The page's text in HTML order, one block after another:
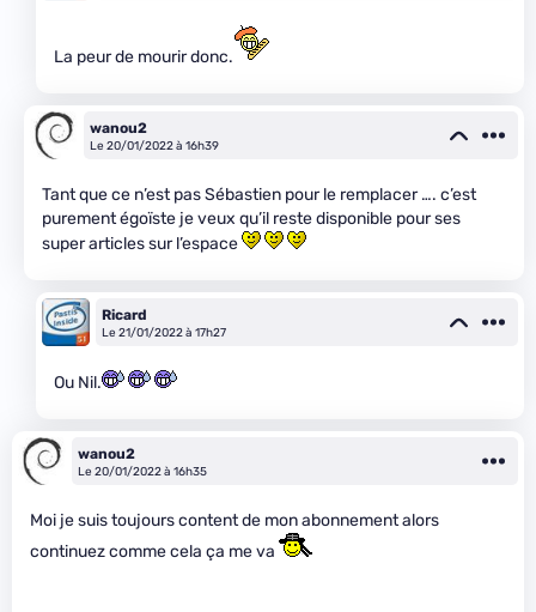
La peur de mourir donc.
wanou2
Le 20/01/2022 à 16h39
Tant que ce n’est pas Sébastien pour le remplacer …. c’est
purement égoïste je veux qu’il reste disponible pour ses
super articles sur l’espace
Ricard
Le 21/01/2022 à 17h27
Ou Nil.
wanou2
Le 20/01/2022 à 16h35
Moi je suis toujours content de mon abonnement alors
continuez comme cela ça me va